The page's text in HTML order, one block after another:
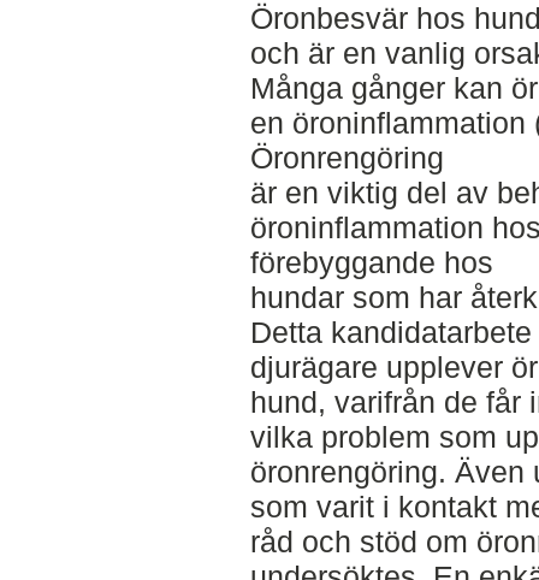
Öronbesvär hos
och är en vanlig
Många gånger kan
en öroninflammation
Öronrengöring
är en viktig del av
öroninflammation
förebyggande hos
hundar som har
Detta
djurägare upplever
hund, varifrån de får
vilka problem som
öronrengöring. Även
som varit i kontakt
råd och stöd om